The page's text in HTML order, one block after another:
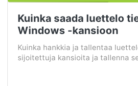
Kuinka saada luettelo
Windows -kansioon
Kuinka hankkia ja tallentaa
sijoitettuja kansioita ja tallenna